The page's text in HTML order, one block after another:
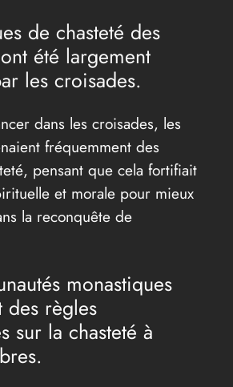
de chasteté des
été largement
les croisades.
dans les croisades, les
fréquemment des
pensant que cela fortifiait
et morale pour mieux
la reconquête de
monastiques
des règles
sur la chasteté à